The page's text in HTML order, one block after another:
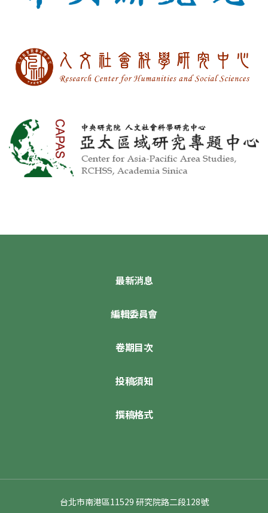
最新消息
編輯委員會
卷期目次
投稿須知
撰稿格式
台北市南港區11529 研究院路二段128號